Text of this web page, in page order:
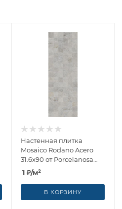
Настенная плитка
Mosaico Rodano Acero
31.6x90 от Porcelanosa
(Испания)
1 ₽/м²
В КОРЗИНУ